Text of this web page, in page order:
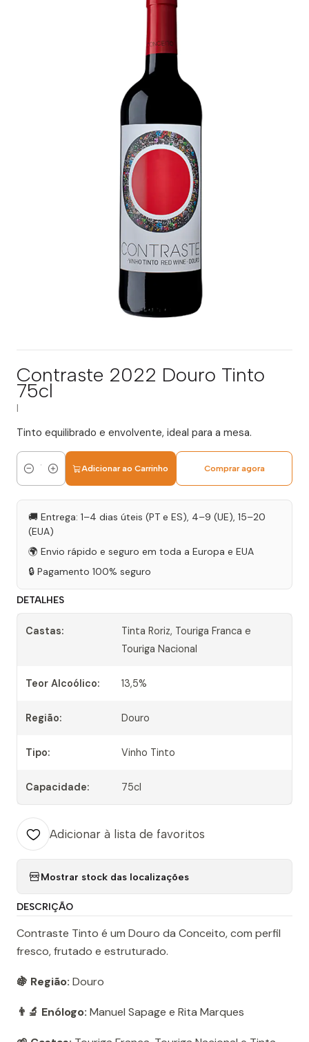
Contraste 2022 Douro Tinto
75cl
Tinto equilibrado e envolvente, ideal para a mesa.
Quantidade
Adicionar ao Carrinho Comprar agora
🚚 Entrega: 1–4 dias úteis (PT e ES), 4–9 (UE), 15–20
(EUA)
🌍 Envio rápido e seguro em toda a Europa e EUA
🔒 Pagamento 100% seguro
DETALHES
Castas:
Tinta Roriz, Touriga Franca e
Touriga Nacional
Teor Alcoólico: 13,5%
Região: Douro
Tipo: Vinho Tinto
Capacidade: 75cl
Adicionar à lista de favoritos
Mostrar stock das localizações
DESCRIÇÃO
Contraste Tinto é um Douro da Conceito, com perfil
fresco, frutado e estruturado.
🍇 Região: Douro
👨‍🔬 Enólogo: Manuel Sapage e Rita Marques